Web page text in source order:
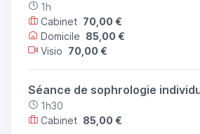
1h
Cabinet 70,00 €
Domicile 85,00 €
Visio 70,00 €
Séance de sophrologie
1h30
Cabinet 85,00 €